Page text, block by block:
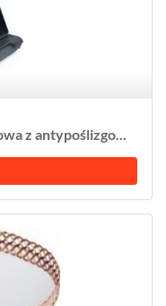
z antypoślizgo...